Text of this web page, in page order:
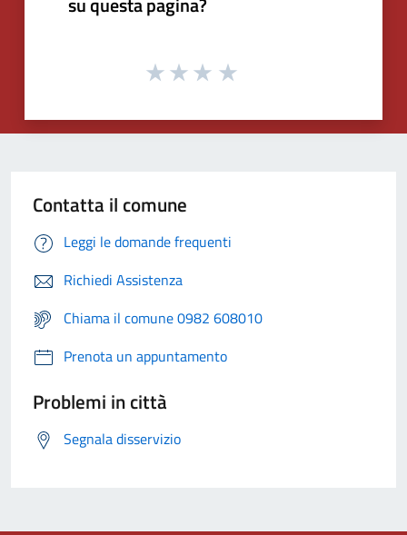
Contatta il comune
Leggi le domande frequenti
Richiedi Assistenza
Chiama il comune 0982 608010
Prenota un appuntamento
Problemi in città
Segnala disservizio